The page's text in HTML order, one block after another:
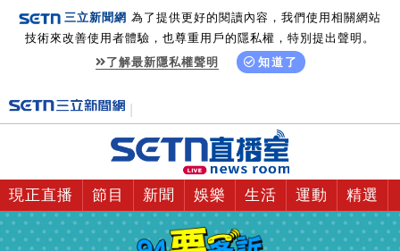
三立新聞網 為了提供更好的閱讀內容，我們使用相關網站
技術來改善使用者體驗，也尊重用戶的隱私權，特別提出聲明。
了解最新隱私權聲明
知道了
現正直播 節目 新聞 娛樂 生活 運動 精選